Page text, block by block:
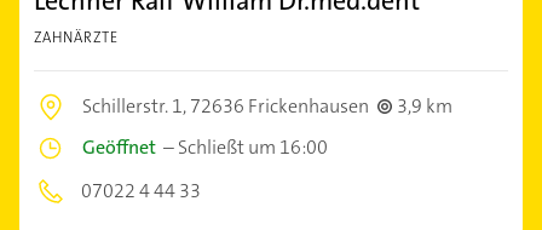
ZAHNÄRZTE
Schillerstr. 1,72636 Frickenhausen
3,9 km
Geöffnet –Schließt um 16:00
07022 4 44 33